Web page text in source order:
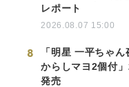
レポート
2026.08.07 15:00
8
「明星 一平ちゃ
からしマヨ2個付
発売